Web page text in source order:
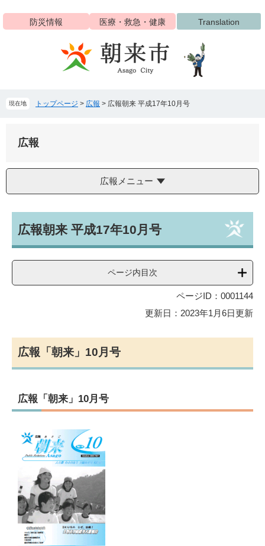
ジ
ュ
防災情報 医療・救急・健康 Translation
現在地 トップページ > 広報 > 広報朝来 平成17年10月号
広報
広報メニュー
文広報朝来 平成17年10月号
ページ内目次
ページID：0001144
更新日：2023年1月6日更新
広報「朝来」10月号
広報「朝来」10月号